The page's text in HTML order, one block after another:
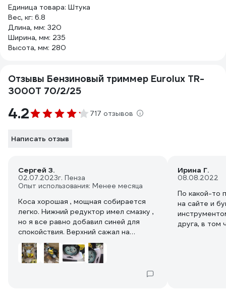
Единица товара: Штука
Вес, кг: 6.8
Длина, мм: 320
Ширина, мм: 235
Высота, мм: 280
Отзывы Бензиновый триммер Eurolux TR-
3000T 70/2/25
4.2 717 отзывов
Написать отзыв
Сергей З.
02.07.2023г. Пенза
Опыт использования: Менее месяца
Коса хорошая , мощная собирается
легко. Нижний редуктор имел смазку ,
но я все равно добавил синей для
спокойствия. Верхний сажал на
фиксатор резьбы. Бензин 2т
полусинтетика, мерная ёмкость в
комплекте 0,5 л. Не сразу разобрался
Ирина Г.
08.08.2022
По какой-то
на сайте и
друга, в том